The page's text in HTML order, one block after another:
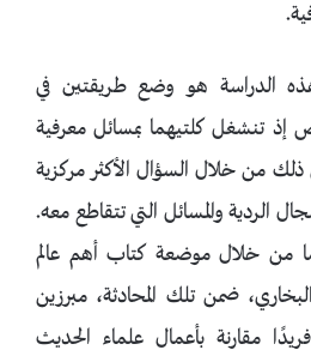
الدراسة هو وضع طريقتين في
إذ تنشغل كلتيهما بمسائل معرفية
ذلك من خلال السؤال الأكثر مركزية
الردية والمسائل التي تتقاطع معه.
من خلال موضعة كتاب أهم عالم
ضمن تلك المحادثة، مبرزين
مقارنة بأعمال علماء الحديث